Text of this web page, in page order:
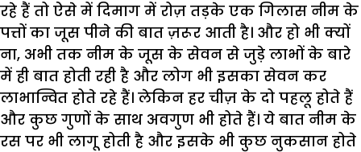
रहे हैं तो ऐसे में दिमाग में रोज़ तड़के एक गिलास नीम के
पत्तों का जूस पीने की बात ज़रूर आती है। और हो भी क्यों
ना, अभी तक नीम के जूस के सेवन से जुड़े लाभों के बारे
में ही बात होती रही है और लोग भी इसका सेवन कर
लाभान्वित होते रहे हैं। लेकिन हर चीज़ के दो पहलू होते हैं
और कुछ गुणों के साथ अवगुण भी होते हैं। ये बात नीम के
रस पर भी लागू होती है और इसके भी कुछ नुकसान होते